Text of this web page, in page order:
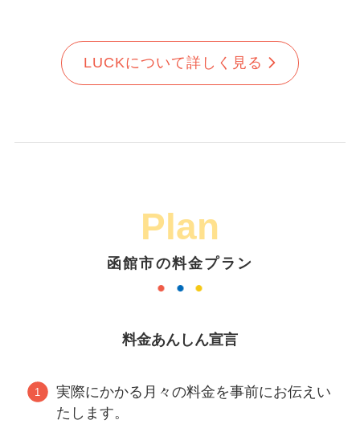
LUCKについて詳しく見る
Plan
函館市の料金プラン
料金あんしん宣言
実際にかかる月々の料金を事前にお伝えい
たします。